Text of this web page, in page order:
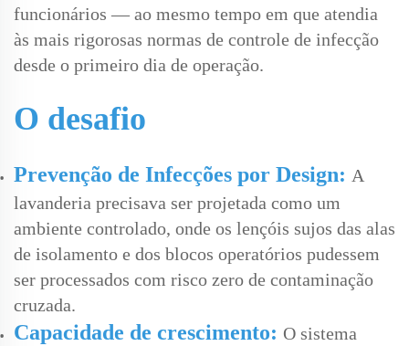
funcionários — ao mesmo tempo em que atendia
às mais rigorosas normas de controle de infecção
desde o primeiro dia de operação.
O desafio
Prevenção de Infecções por Design: A
lavanderia precisava ser projetada como um
ambiente controlado, onde os lençóis sujos das alas
de isolamento e dos blocos operatórios pudessem
ser processados com risco zero de contaminação
cruzada.
Capacidade de crescimento: O sistema